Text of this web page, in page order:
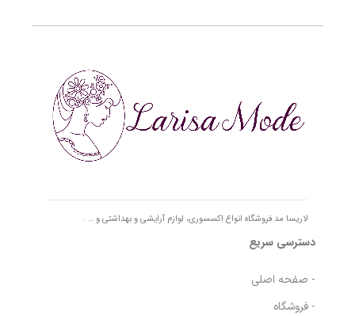
لاریسا مد فروشگاه انواع اکسسوری، لوازم آرایشی و بهداشتی و … .
دسترسی سریع
- صفحه اصلی
- فروشگاه